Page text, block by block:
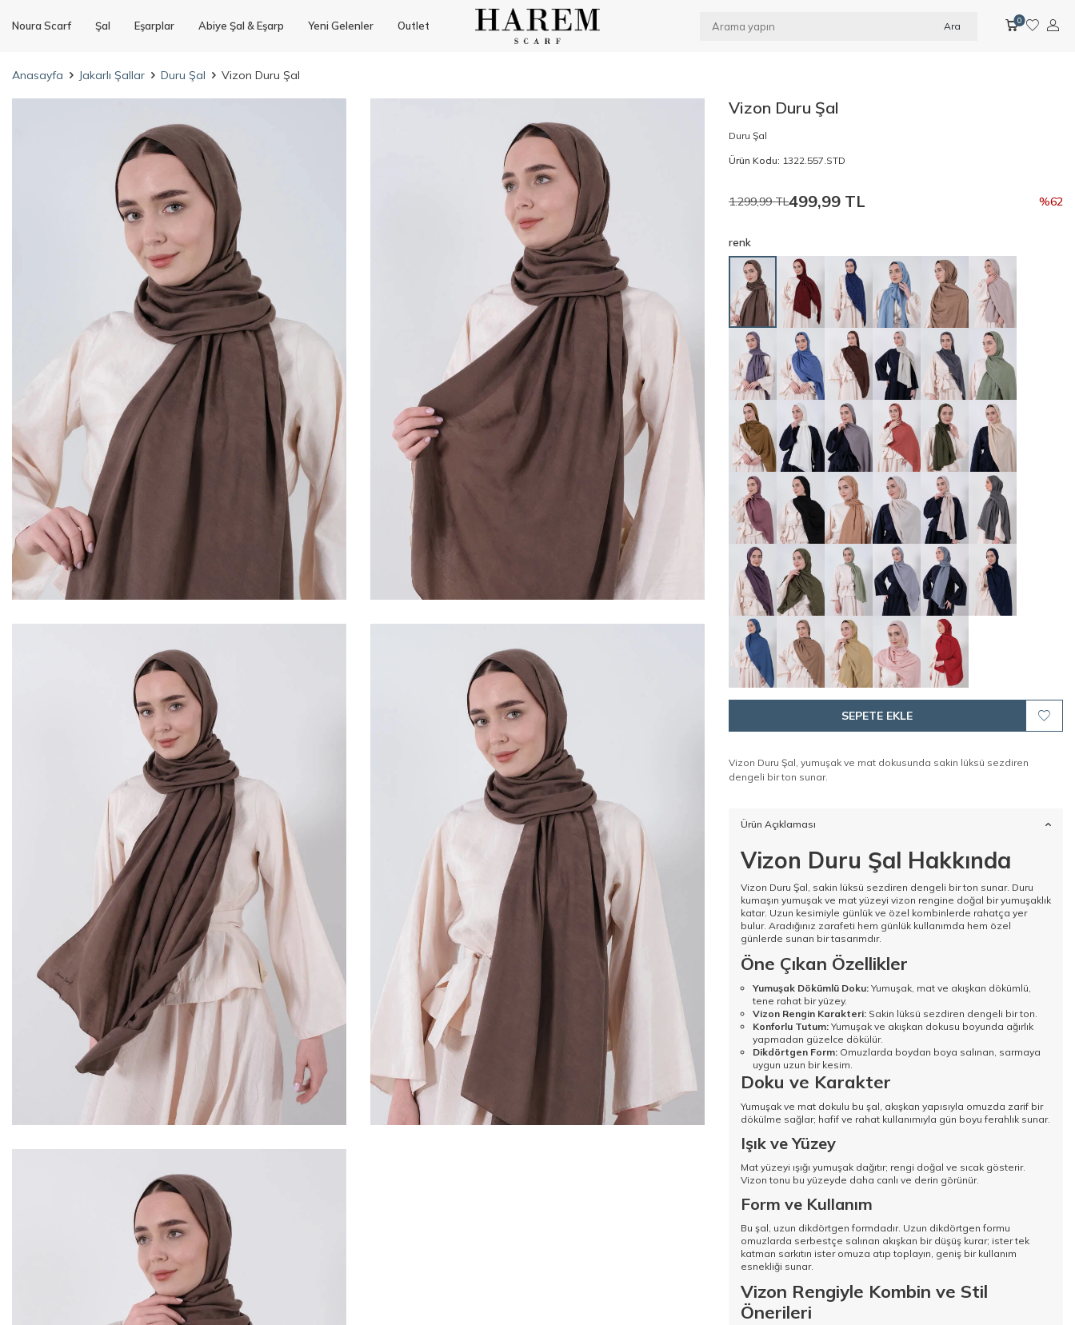
Noura Scarf Şal Eşarplar Abiye Şal & Eşarp Yeni Gelenler Outlet Ara 0
Anasayfa Jakarlı Şallar Duru Şal Vizon Duru Şal
Vizon Duru Şal
Duru Şal
Ürün Kodu: 1322.557.STD
1.299,99TL499,99 TL %62
renk
SEPETE EKLE
Vizon Duru Şal, yumuşak ve mat dokusunda sakin lüksü sezdiren
dengeli bir ton sunar.
Ürün Açıklaması
Vizon Duru Şal Hakkında
Vizon Duru Şal, sakin lüksü sezdiren dengeli bir ton sunar. Duru
kumaşın yumuşak ve mat yüzeyi vizon rengine doğal bir yumuşaklık
katar. Uzun kesimiyle günlük ve özel kombinlerde rahatça yer
bulur. Aradığınız zarafeti hem günlük kullanımda hem özel
günlerde sunan bir tasarımdır.
Öne Çıkan Özellikler
Yumuşak Dökümlü Doku: Yumuşak, mat ve akışkan dökümlü,
tene rahat bir yüzey.
Vizon Rengin Karakteri: Sakin lüksü sezdiren dengeli bir ton.
Konforlu Tutum: Yumuşak ve akışkan dokusu boyunda ağırlık
yapmadan güzelce dökülür.
Dikdörtgen Form: Omuzlarda boydan boya salınan, sarmaya
uygun uzun bir kesim.
Doku ve Karakter
Yumuşak ve mat dokulu bu şal, akışkan yapısıyla omuzda zarif bir
dökülme sağlar; hafif ve rahat kullanımıyla gün boyu ferahlık sunar.
Işık ve Yüzey
Mat yüzeyi ışığı yumuşak dağıtır; rengi doğal ve sıcak gösterir.
Vizon tonu bu yüzeyde daha canlı ve derin görünür.
Form ve Kullanım
Bu şal, uzun dikdörtgen formdadır. Uzun dikdörtgen formu
omuzlarda serbestçe salınan akışkan bir düşüş kurar; ister tek
katman sarkıtın ister omuza atıp toplayın, geniş bir kullanım
esnekliği sunar.
Vizon Rengiyle Kombin ve Stil
Önerileri